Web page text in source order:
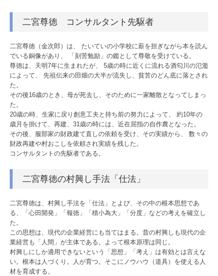
税務会計顧問
経営計画支援
人材開発・社風診断
中堅大企業支援
社会福祉法人支援
公益法人支援
相続・贈与支援
お客様の声
採用情報
二宮尊徳 コンサルタント先駆者
二宮尊徳（金次郎）は、 たいていの小学校に薪を担ぎながら本を読ん
でいる銅像があり、 「刻苦勉励」の鑑として尊敬を受けている。
尊徳は、天明7年に生まれたが、 5歳の時に近くに流れる酒匂川の氾濫
によって、 先祖伝来の田畑の大半が流失し、貧苦のどん底に落とされ
た。
その後16歳のとき、母が死去し、そのために一家離散となってしまっ
た。
20歳の時、生家に戻り創意工夫と持ち前の努力によって、 約10年の
歳月を掛けて、再建、31歳の時には、近在屈指の自作農となった。
その後、服部家の財政建て直しの依頼を受け、その実績から、 数々の
財政再建や村おこしを依頼され実績を残した。
コンサルタントの先駆者である。
二宮尊徳の村興し手法「仕法」
二宮尊徳は、村興し手法を「仕法」とよび、その中の根本思想であ
る、「心田開発」「報徳」「積小為大」「分度」などの考えを確立し
た。
この思想は、現代の企業経営にも当てはまる。昔の村興しも現代の企
業経営も「人間」が主体である。よって根本原理は同じ。
村興しにしか適用できないという「思想」「考え」は有効とは言えな
い。根本は人づくり。人が育つ。そこにノウハウ（道具）を使える人
材を育成する。